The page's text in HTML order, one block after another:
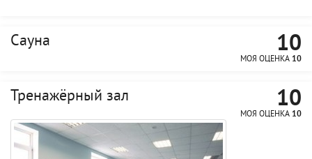
Сауна 10
МОЯ ОЦЕНКА 10
Тренажёрный зал 10
МОЯ ОЦЕНКА 10